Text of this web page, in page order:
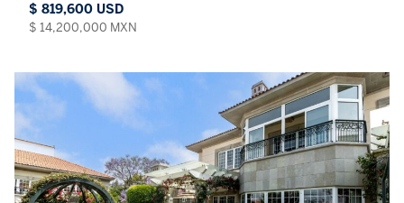
$ 819,600 USD
$ 14,200,000 MXN